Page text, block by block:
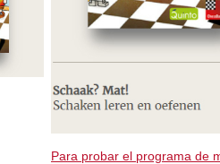
Para probar el programa de